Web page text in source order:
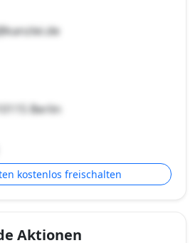
Berlin
kostenlos freischalten
Aktionen